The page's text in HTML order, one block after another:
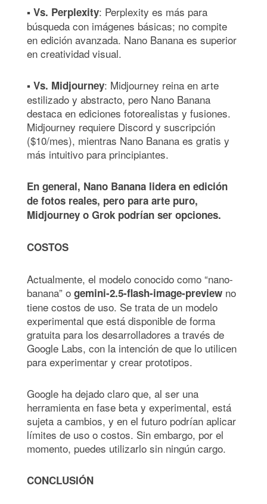
▪ Vs. Perplexity: Perplexity es más para
búsqueda con imágenes básicas; no compite
en edición avanzada. Nano Banana es superior
en creatividad visual.
▪ Vs. Midjourney: Midjourney reina en arte
estilizado y abstracto, pero Nano Banana
destaca en ediciones fotorealistas y fusiones.
Midjourney requiere Discord y suscripción
($10/mes), mientras Nano Banana es gratis y
más intuitivo para principiantes.
En general, Nano Banana lidera en edición
de fotos reales, pero para arte puro,
Midjourney o Grok podrían ser opciones.
COSTOS
Actualmente, el modelo conocido como “nano-
banana” o gemini-2.5-flash-image-preview no
tiene costos de uso. Se trata de un modelo
experimental que está disponible de forma
gratuita para los desarrolladores a través de
Google Labs, con la intención de que lo utilicen
para experimentar y crear prototipos.
Google ha dejado claro que, al ser una
herramienta en fase beta y experimental, está
sujeta a cambios, y en el futuro podrían aplicar
límites de uso o costos. Sin embargo, por el
momento, puedes utilizarlo sin ningún cargo.
CONCLUSIÓN